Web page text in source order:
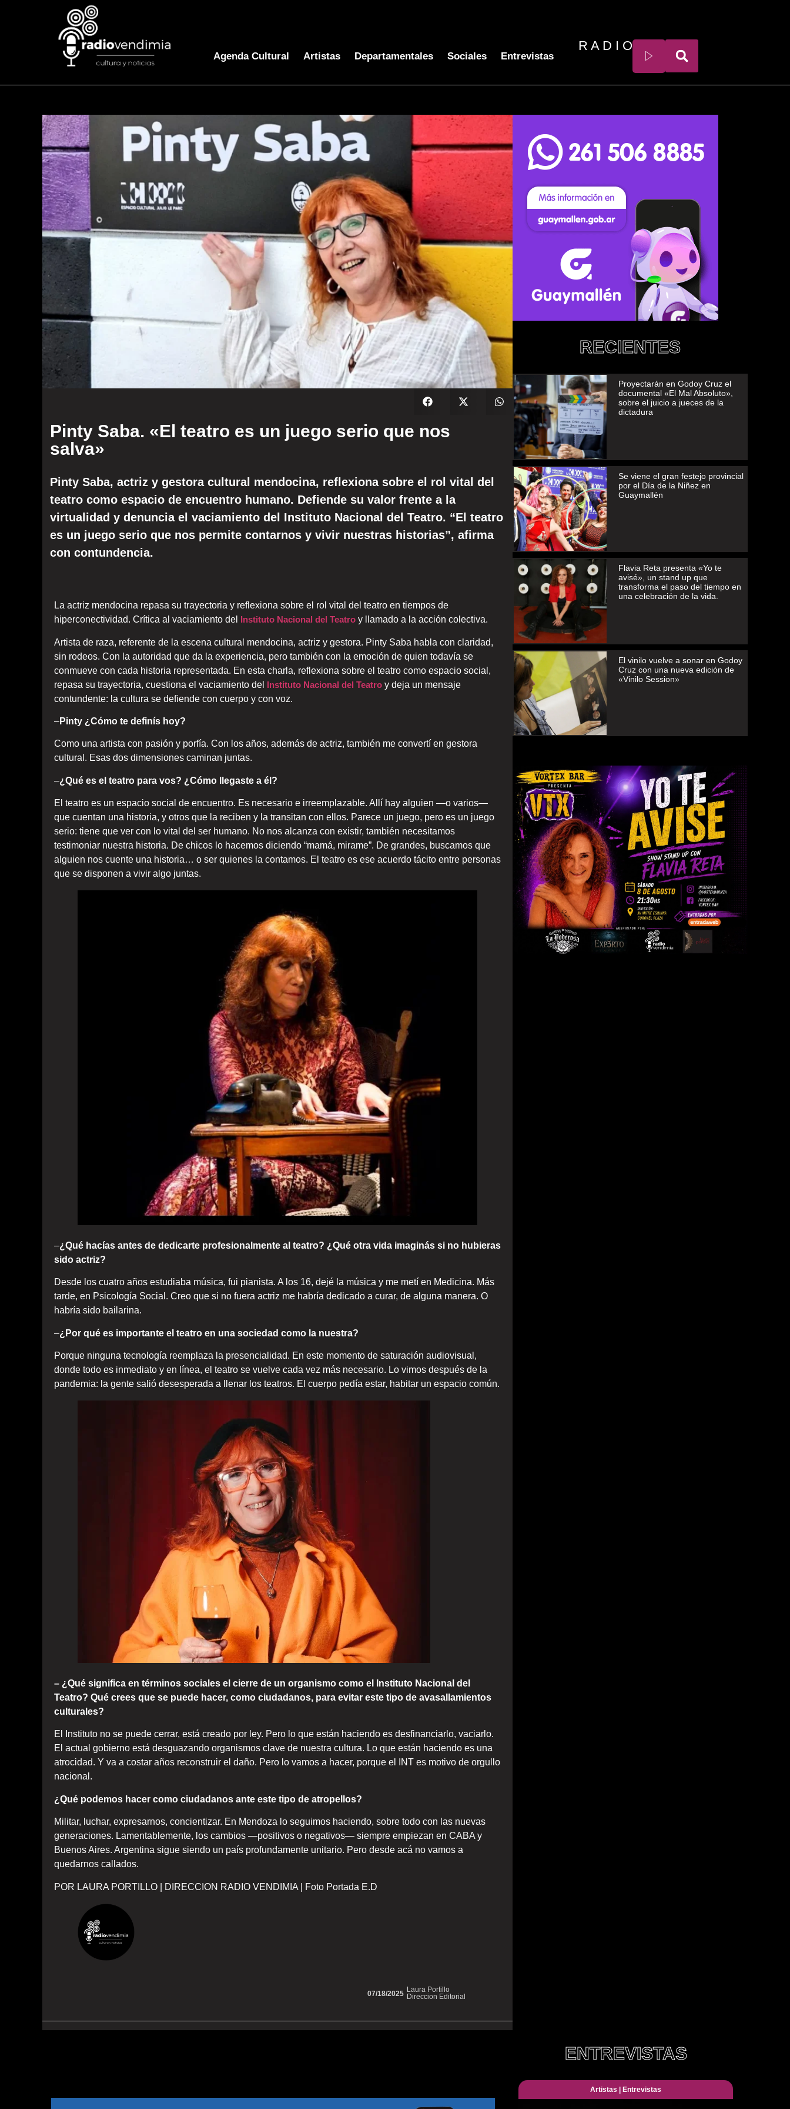
Agenda Cultural Artistas Departamentales Sociales Entrevistas
R A D I O
Pinty Saba. «El teatro es un juego serio que nos
salva»
Pinty Saba, actriz y gestora cultural mendocina, reflexiona sobre el rol vital del
teatro como espacio de encuentro humano. Defiende su valor frente a la
virtualidad y denuncia el vaciamiento del Instituto Nacional del Teatro. “El teatro
es un juego serio que nos permite contarnos y vivir nuestras historias”, afirma
con contundencia.
La actriz mendocina repasa su trayectoria y reflexiona sobre el rol vital del teatro en tiempos de
hiperconectividad. Crítica al vaciamiento del Instituto Nacional del Teatro y llamado a la acción colectiva.
Artista de raza, referente de la escena cultural mendocina, actriz y gestora. Pinty Saba habla con claridad,
sin rodeos. Con la autoridad que da la experiencia, pero también con la emoción de quien todavía se
conmueve con cada historia representada. En esta charla, reflexiona sobre el teatro como espacio social,
repasa su trayectoria, cuestiona el vaciamiento del Instituto Nacional del Teatro y deja un mensaje
contundente: la cultura se defiende con cuerpo y con voz.
–Pinty ¿Cómo te definís hoy?
Como una artista con pasión y porfía. Con los años, además de actriz, también me convertí en gestora
cultural. Esas dos dimensiones caminan juntas.
–¿Qué es el teatro para vos? ¿Cómo llegaste a él?
El teatro es un espacio social de encuentro. Es necesario e irreemplazable. Allí hay alguien —o varios—
que cuentan una historia, y otros que la reciben y la transitan con ellos. Parece un juego, pero es un juego
serio: tiene que ver con lo vital del ser humano. No nos alcanza con existir, también necesitamos
testimoniar nuestra historia. De chicos lo hacemos diciendo “mamá, mirame”. De grandes, buscamos que
alguien nos cuente una historia… o ser quienes la contamos. El teatro es ese acuerdo tácito entre personas
que se disponen a vivir algo juntas.
–¿Qué hacías antes de dedicarte profesionalmente al teatro? ¿Qué otra vida imaginás si no hubieras
sido actriz?
Desde los cuatro años estudiaba música, fui pianista. A los 16, dejé la música y me metí en Medicina. Más
tarde, en Psicología Social. Creo que si no fuera actriz me habría dedicado a curar, de alguna manera. O
habría sido bailarina.
–¿Por qué es importante el teatro en una sociedad como la nuestra?
Porque ninguna tecnología reemplaza la presencialidad. En este momento de saturación audiovisual,
donde todo es inmediato y en línea, el teatro se vuelve cada vez más necesario. Lo vimos después de la
pandemia: la gente salió desesperada a llenar los teatros. El cuerpo pedía estar, habitar un espacio común.
– ¿Qué significa en términos sociales el cierre de un organismo como el Instituto Nacional del
Teatro? Qué crees que se puede hacer, como ciudadanos, para evitar este tipo de avasallamientos
culturales?
El Instituto no se puede cerrar, está creado por ley. Pero lo que están haciendo es desfinanciarlo, vaciarlo.
El actual gobierno está desguazando organismos clave de nuestra cultura. Lo que están haciendo es una
atrocidad. Y va a costar años reconstruir el daño. Pero lo vamos a hacer, porque el INT es motivo de orgullo
nacional.
¿Qué podemos hacer como ciudadanos ante este tipo de atropellos?
Militar, luchar, expresarnos, concientizar. En Mendoza lo seguimos haciendo, sobre todo con las nuevas
generaciones. Lamentablemente, los cambios —positivos o negativos— siempre empiezan en CABA y
Buenos Aires. Argentina sigue siendo un país profundamente unitario. Pero desde acá no vamos a
quedarnos callados.
POR LAURA PORTILLO | DIRECCION RADIO VENDIMIA | Foto Portada E.D
Laura Portillo
Direccion Editorial
07/18/2025
RECIENTES
Proyectarán en Godoy Cruz el
documental «El Mal Absoluto»,
sobre el juicio a jueces de la
dictadura
Se viene el gran festejo provincial
por el Día de la Niñez en
Guaymallén
Flavia Reta presenta «Yo te
avisé», un stand up que
transforma el paso del tiempo en
una celebración de la vida.
El vinilo vuelve a sonar en Godoy
Cruz con una nueva edición de
«Vinilo Session»
ENTREVISTAS
Artistas |Entrevistas